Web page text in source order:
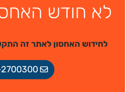
לא חודש
לחידוש האחסון לאתר זה התקשר ל 077-
077-2700300